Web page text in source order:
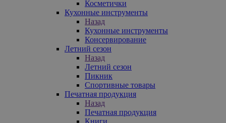
Косметички
Кухонные инструменты
Назад
Кухонные инструменты
Консервирование
Летний сезон
Назад
Летний сезон
Пикник
Спортивные товары
Печатная продукция
Назад
Печатная продукция
Книги